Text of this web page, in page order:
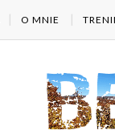
O MNIE